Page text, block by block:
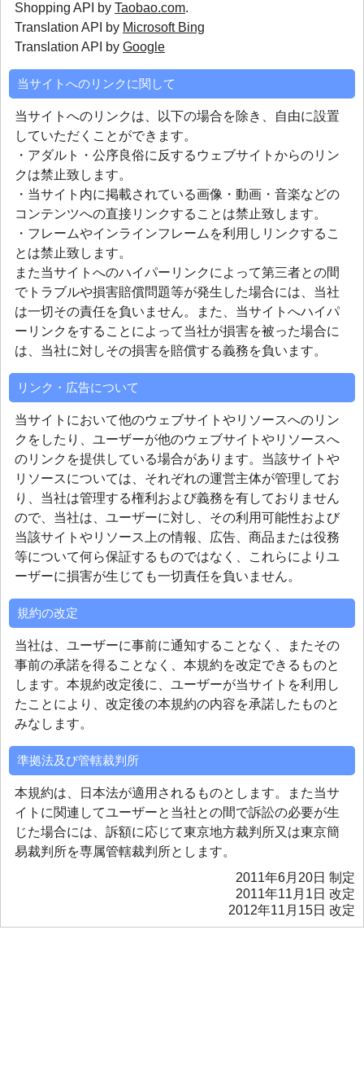
Shopping API by Taobao.com.
Translation API by Microsoft Bing
Translation API by Google
当サイトへのリンクに関して
当サイトへのリンクは、以下の場合を除き、自由に設置
していただくことができます。
・アダルト・公序良俗に反するウェブサイトからのリン
クは禁止致します。
・当サイト内に掲載されている画像・動画・音楽などの
コンテンツへの直接リンクすることは禁止致します。
・フレームやインラインフレームを利用しリンクするこ
とは禁止致します。
また当サイトへのハイパーリンクによって第三者との間
でトラブルや損害賠償問題等が発生した場合には、当社
は一切その責任を負いません。また、当サイトへハイパ
ーリンクをすることによって当社が損害を被った場合に
は、当社に対しその損害を賠償する義務を負います。
リンク・広告について
当サイトにおいて他のウェブサイトやリソースへのリン
クをしたり、ユーザーが他のウェブサイトやリソースへ
のリンクを提供している場合があります。当該サイトや
リソースについては、それぞれの運営主体が管理してお
り、当社は管理する権利および義務を有しておりません
ので、当社は、ユーザーに対し、その利用可能性および
当該サイトやリソース上の情報、広告、商品または役務
等について何ら保証するものではなく、これらによりユ
ーザーに損害が生じても一切責任を負いません。
規約の改定
当社は、ユーザーに事前に通知することなく、またその
事前の承諾を得ることなく、本規約を改定できるものと
します。本規約改定後に、ユーザーが当サイトを利用し
たことにより、改定後の本規約の内容を承諾したものと
みなします。
準拠法及び管轄裁判所
本規約は、日本法が適用されるものとします。また当サ
イトに関連してユーザーと当社との間で訴訟の必要が生
じた場合には、訴額に応じて東京地方裁判所又は東京簡
易裁判所を専属管轄裁判所とします。
2011年6月20日 制定
2011年11月1日 改定
2012年11月15日 改定